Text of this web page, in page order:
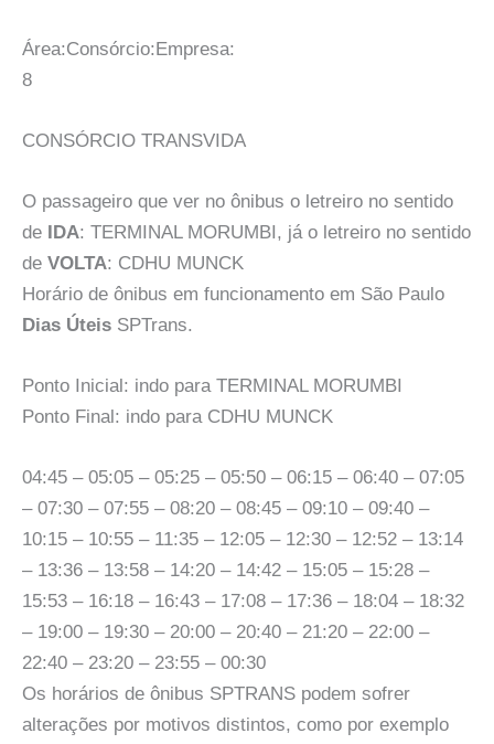
Área:Consórcio:Empresa:
8
CONSÓRCIO TRANSVIDA
O passageiro que ver no ônibus o letreiro no sentido
de IDA: TERMINAL MORUMBI, já o letreiro no sentido
de VOLTA: CDHU MUNCK
Horário de ônibus em funcionamento em São Paulo
Dias Úteis SPTrans.
Ponto Inicial: indo para TERMINAL MORUMBI
Ponto Final: indo para CDHU MUNCK
04:45 – 05:05 – 05:25 – 05:50 – 06:15 – 06:40 – 07:05
– 07:30 – 07:55 – 08:20 – 08:45 – 09:10 – 09:40 –
10:15 – 10:55 – 11:35 – 12:05 – 12:30 – 12:52 – 13:14
– 13:36 – 13:58 – 14:20 – 14:42 – 15:05 – 15:28 –
15:53 – 16:18 – 16:43 – 17:08 – 17:36 – 18:04 – 18:32
– 19:00 – 19:30 – 20:00 – 20:40 – 21:20 – 22:00 –
22:40 – 23:20 – 23:55 – 00:30
Os horários de ônibus SPTRANS podem sofrer
alterações por motivos distintos, como por exemplo